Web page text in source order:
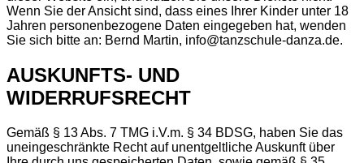
Wenn Sie der Ansicht sind, dass eines Ihrer Kinder unter 18
Jahren personenbezogene Daten eingegeben hat, wenden
Sie sich bitte an: Bernd Martin, info@tanzschule-danza.de.
AUSKUNFTS- UND
WIDERRUFSRECHT
Gemäß § 13 Abs. 7 TMG i.V.m. § 34 BDSG, haben Sie das
uneingeschränkte Recht auf unentgeltliche Auskunft über